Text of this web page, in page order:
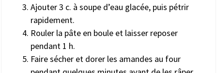
Ajouter 3 c. à soupe d’eau glacée, puis pétrir
rapidement.
Rouler la pâte en boule et laisser reposer
pendant 1 h.
Faire sécher et dorer les amandes au four